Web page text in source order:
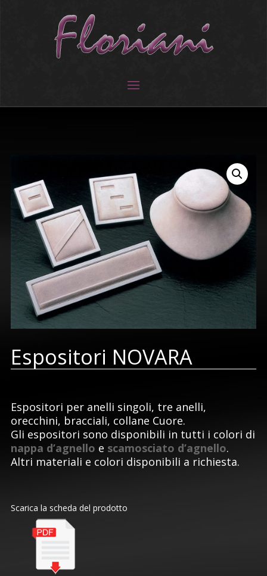
Espositori NOVARA
Espositori per anelli singoli, tre anelli,
orecchini, bracciali, collane Cuore.
Gli espositori sono disponibili in tutti i colori di
nappa d’agnello e scamosciato d’agnello.
Altri materiali e colori disponibili a richiesta.
Scarica la scheda del prodotto